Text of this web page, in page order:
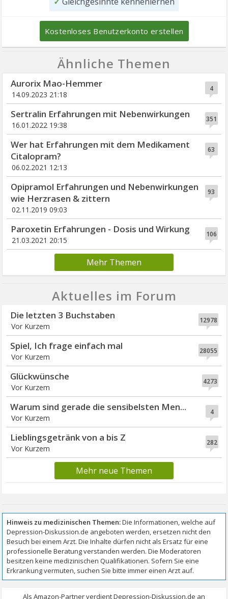
Kostenloses Benutzerkonto erstellen
Ähnliche Themen
4
Aurorix Mao-Hemmer
14.09.2023 21:18
351
Sertralin Erfahrungen mit Nebenwirkungen
16.01.2022 19:38
63
Wer hat Erfahrungen mit dem Medikament
Citalopram?
06.02.2021 12:13
93
Opipramol Erfahrungen und Nebenwirkungen
wie Herzrasen & zittern
02.11.2019 09:03
106
Paroxetin Erfahrungen - Dosis und Wirkung
21.03.2021 20:15
Mehr Themen
Aktuelles im Forum
12978
Die letzten 3 Buchstaben
Vor Kurzem
28055
Spiel, Ich frage einfach mal
Vor Kurzem
4273
Glückwünsche
Vor Kurzem
4
Warum sind gerade die sensibelsten Men...
Vor Kurzem
282
Lieblingsgetränk von a bis Z
Vor Kurzem
Mehr neue Themen